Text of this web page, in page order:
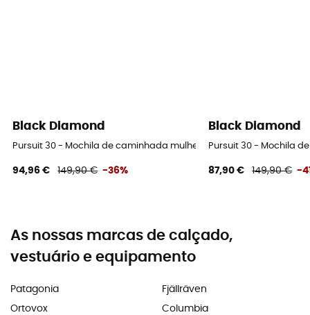
Black Diamond
Pursuit 30 - Mochila de caminhada mulher
94,96 € 149,90 € -36%
Black Diamond
Pursuit 30 - Mochila
87,90 € 149,90 € -
As nossas marcas de calçado,
vestuário e equipamento
Patagonia
Ortovox
Fjällräven
Columbia